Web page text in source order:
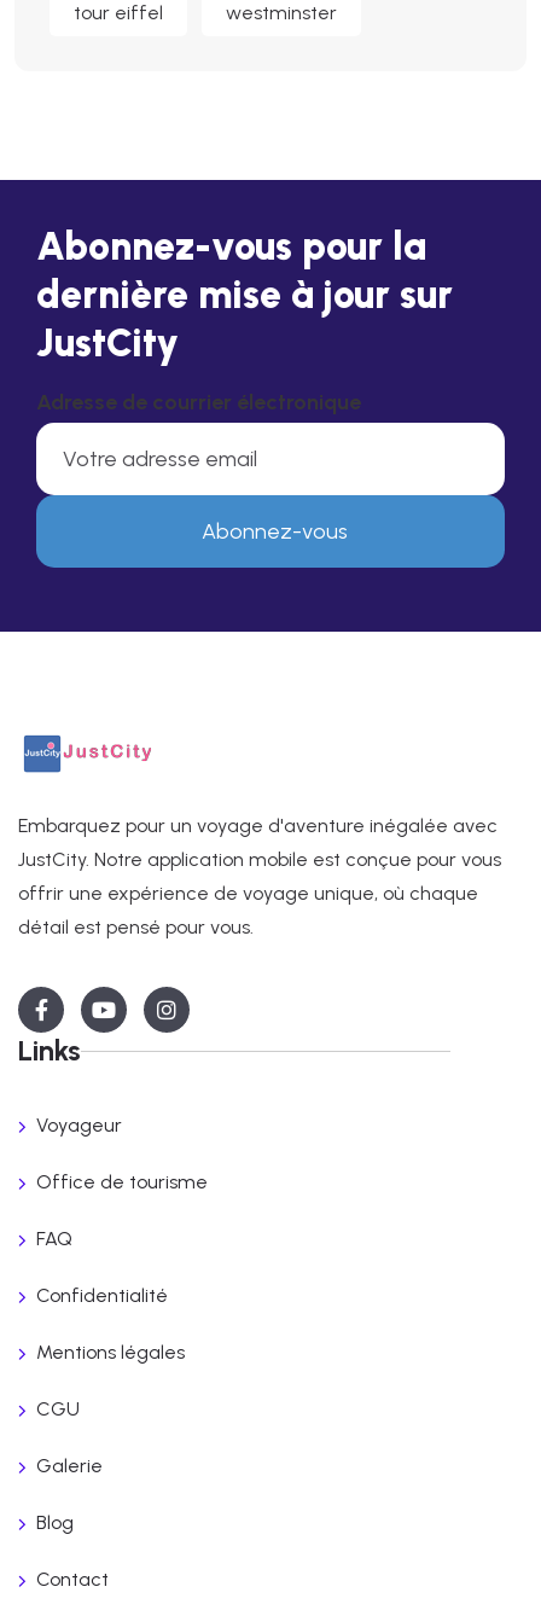
tour eiffel westminster
Abonnez-vous pour la
dernière mise à jour sur
JustCity
Adresse de courrier électronique
Embarquez pour un voyage d'aventure inégalée avec
JustCity. Notre application mobile est conçue pour vous
offrir une expérience de voyage unique, où chaque
détail est pensé pour vous.
Links
Voyageur
Office de tourisme
FAQ
Confidentialité
Mentions légales
CGU
Galerie
Blog
Contact